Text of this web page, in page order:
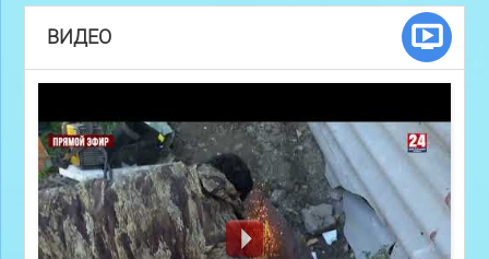
ВИДЕО